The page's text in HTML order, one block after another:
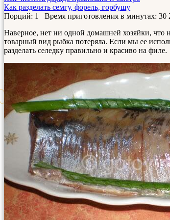
Как разделать семгу, форель, горбушу
Порций: 1 Время приготовления в минутах: 30
Наверное, нет ни одной домашней хозяйки, что
товарный вид рыбка потеряла. Если мы ее
разделать селедку правильно и красиво на филе.